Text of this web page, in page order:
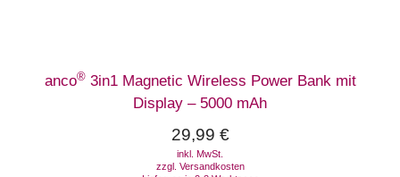
anco®3in1 Magnetic Wireless Power Bank mit
Display – 5000 mAh
29,99 €
inkl. MwSt.
zzgl. Versandkosten